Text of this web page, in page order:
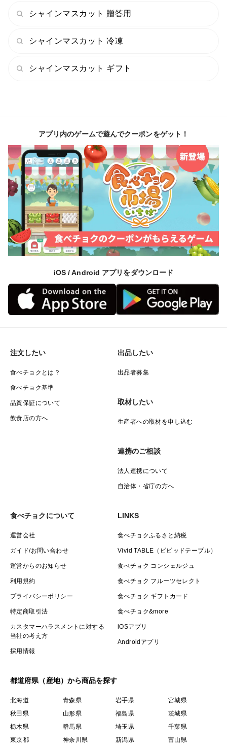
商品が届きましたらすぐに冷蔵庫への保管をお願いしま
直接ギフトとしてお渡しするなど、商品到着後常温で保
急な温度差により葡萄が傷みやすくなります。
いつ頃の発送になるかなどのお問い合わせにはお答えす
ることが出来ませんのでご了承ください。
シャインマスカット 贈答用
シャインマスカット 冷凍
シャインマスカット ギフト
アプリ内のゲームで遊んでクーポンをゲット！
iOS / Android アプリをダウンロード
注文したい
食べチョクとは？
食べチョク基準
品質保証について
飲食店の方へ
出品したい
出品者募集
取材したい
生産者への取材を申し込む
連携のご相談
法人連携について
自治体・省庁の方へ
食べチョクについて
運営会社
ガイド/お問い合わせ
運営からのお知らせ
利用規約
プライバシーポリシー
特定商取引法
カスタマーハラスメントに対する
当社の考え方
採用情報
LINKS
食べチョクふるさと納税
Vivid TABLE（ビビッドテーブル）
食べチョク コンシェルジュ
食べチョク フルーツセレクト
食べチョク ギフトカード
食べチョク&more
iOSアプリ
Androidアプリ
都道府県（産地）から商品を探す
北海道 青森県 岩手県
宮城県
秋田県
山形県 福島県
茨城県
栃木県
群馬県 埼玉県
千葉県
東京都
神奈川県 新潟県
富山県